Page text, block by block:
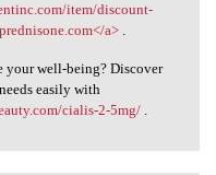
item/discount-
a>.
well-being? Discover
easily with
cialis-2-5mg/.